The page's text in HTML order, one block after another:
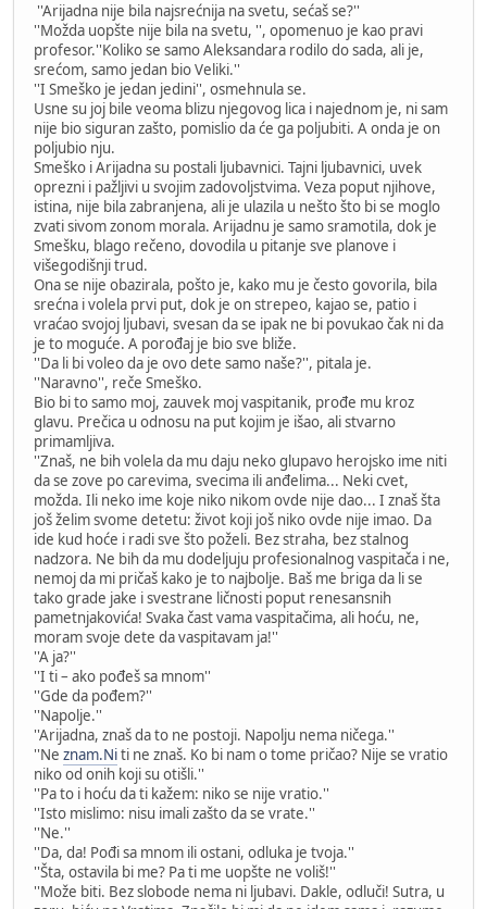
''Arijadna nije bila najsrećnija na svetu, sećaš se?''
''Možda uopšte nije bila na svetu, '', opomenuo je kao pravi
profesor.''Koliko se samo Aleksandara rodilo do sada, ali je,
srećom, samo jedan bio Veliki.''
''I Smeško je jedan jedini'', osmehnula se.
Usne su joj bile veoma blizu njegovog lica i najednom je, ni sam
nije bio siguran zašto, pomislio da će ga poljubiti. A onda je on
poljubio nju.
Smeško i Arijadna su postali ljubavnici. Tajni ljubavnici, uvek
oprezni i pažljivi u svojim zadovoljstvima. Veza poput njihove,
istina, nije bila zabranjena, ali je ulazila u nešto što bi se moglo
zvati sivom zonom morala. Arijadnu je samo sramotila, dok je
Smešku, blago rečeno, dovodila u pitanje sve planove i
višegodišnji trud.
Ona se nije obazirala, pošto je, kako mu je često govorila, bila
srećna i volela prvi put, dok je on strepeo, kajao se, patio i
vraćao svojoj ljubavi, svesan da se ipak ne bi povukao čak ni da
je to moguće. A porođaj je bio sve bliže.
''Da li bi voleo da je ovo dete samo naše?'', pitala je.
''Naravno'', reče Smeško.
Bio bi to samo moj, zauvek moj vaspitanik, prođe mu kroz
glavu. Prečica u odnosu na put kojim je išao, ali stvarno
primamljiva.
''Znaš, ne bih volela da mu daju neko glupavo herojsko ime niti
da se zove po carevima, svecima ili anđelima... Neki cvet,
možda. Ili neko ime koje niko nikom ovde nije dao... I znaš šta
još želim svome detetu: život koji još niko ovde nije imao. Da
ide kud hoće i radi sve što poželi. Bez straha, bez stalnog
nadzora. Ne bih da mu dodeljuju profesionalnog vaspitača i ne,
nemoj da mi pričaš kako je to najbolje. Baš me briga da li se
tako grade jake i svestrane ličnosti poput renesansnih
pametnjakovića! Svaka čast vama vaspitačima, ali hoću, ne,
moram svoje dete da vaspitavam ja!''
''A ja?''
''I ti – ako pođeš sa mnom''
''Gde da pođem?''
''Napolje.''
''Arijadna, znaš da to ne postoji. Napolju nema ničega.''
''Ne znam.Niti ne znaš. Ko bi nam o tome pričao? Nije se vratio
niko od onih koji su otišli.''
''Pa to i hoću da ti kažem: niko se nije vratio.''
''Isto mislimo: nisu imali zašto da se vrate.''
''Ne.''
''Da, da! Pođi sa mnom ili ostani, odluka je tvoja.''
''Šta, ostavila bi me? Pa ti me uopšte ne voliš!''
''Može biti. Bez slobode nema ni ljubavi. Dakle, odluči! Sutra, u